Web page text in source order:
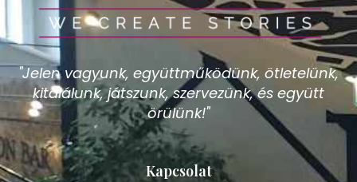
"Jelen vagyunk, együttműködünk, ötletelünk,
kitalálunk, játszunk, szervezünk, és együtt
örülünk!"
Kapcsolat